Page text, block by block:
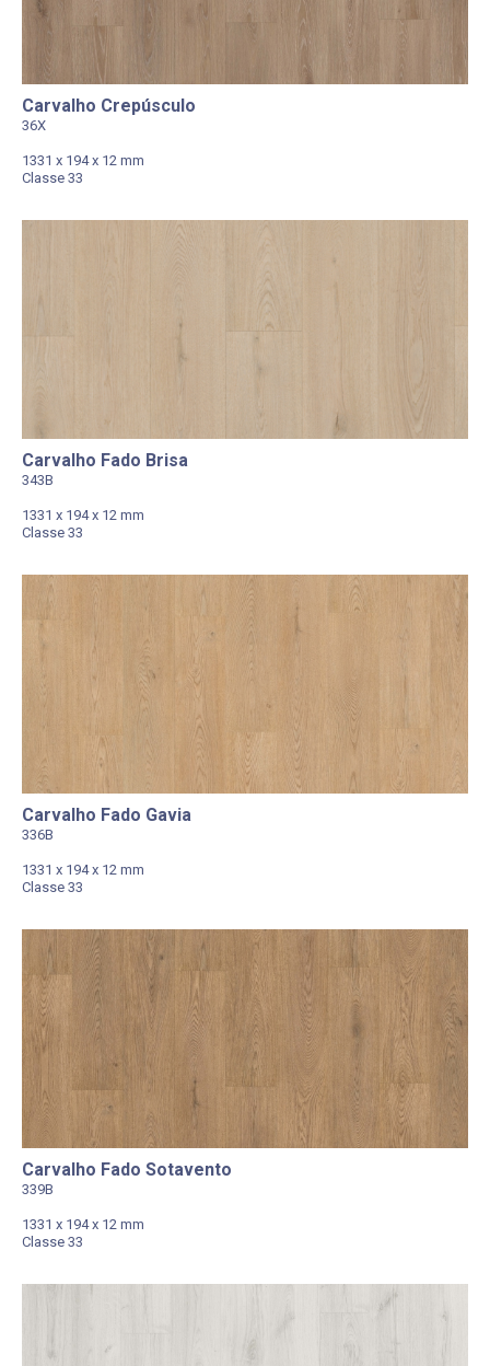
Carvalho Crepúsculo
36X
1331 x 194 x 12 mm
Classe 33
Carvalho Fado Brisa
343B
1331 x 194 x 12 mm
Classe 33
Carvalho Fado Gavia
336B
1331 x 194 x 12 mm
Classe 33
Carvalho Fado Sotavento
339B
1331 x 194 x 12 mm
Classe 33